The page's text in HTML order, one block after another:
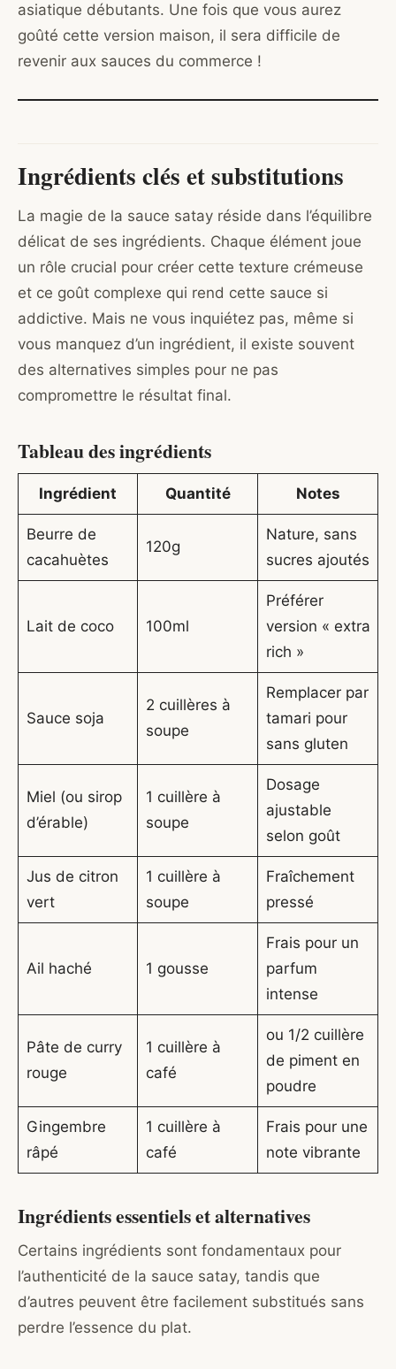
asiatique débutants. Une fois que vous aurez
goûté cette version maison, il sera difficile de
revenir aux sauces du commerce !
Ingrédients clés et substitutions
La magie de la sauce satay réside dans l’équilibre
délicat de ses ingrédients. Chaque élément joue
un rôle crucial pour créer cette texture crémeuse
et ce goût complexe qui rend cette sauce si
addictive. Mais ne vous inquiétez pas, même si
vous manquez d’un ingrédient, il existe souvent
des alternatives simples pour ne pas
compromettre le résultat final.
Tableau des ingrédients
Ingrédient Quantité Notes
Beurre de
cacahuètes
120g
Nature, sans
sucres ajoutés
Lait de coco 100ml
Préférer
version « extra
rich »
Sauce soja
2 cuillères à
soupe
Remplacer par
tamari pour
sans gluten
Miel (ou sirop
d’érable)
1 cuillère à
soupe
Dosage
ajustable
selon goût
Jus de citron
vert
1 cuillère à
soupe
Fraîchement
pressé
Ail haché 1 gousse
Frais pour un
parfum
intense
Pâte de curry
rouge
1 cuillère à
café
ou 1/2 cuillère
de piment en
poudre
Gingembre
râpé
1 cuillère à
café
Frais pour une
note vibrante
Ingrédients essentiels et alternatives
Certains ingrédients sont fondamentaux pour
l’authenticité de la sauce satay, tandis que
d’autres peuvent être facilement substitués sans
perdre l’essence du plat.